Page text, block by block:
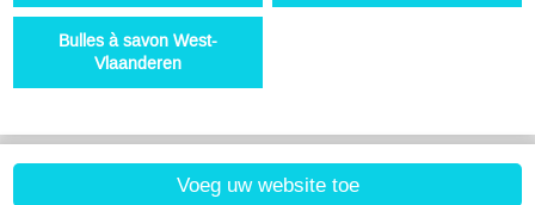
Bulles à savon West-
Vlaanderen
Voeg uw website toe